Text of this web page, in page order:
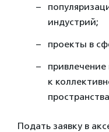
индустрий;
проекты в
к
Подать заявку в